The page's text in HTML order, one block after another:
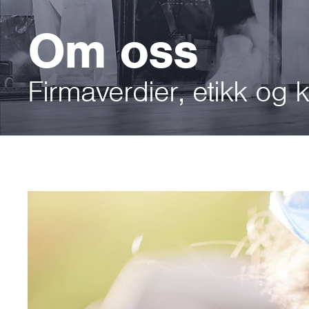
Om oss
Firmaverdier, etikk og